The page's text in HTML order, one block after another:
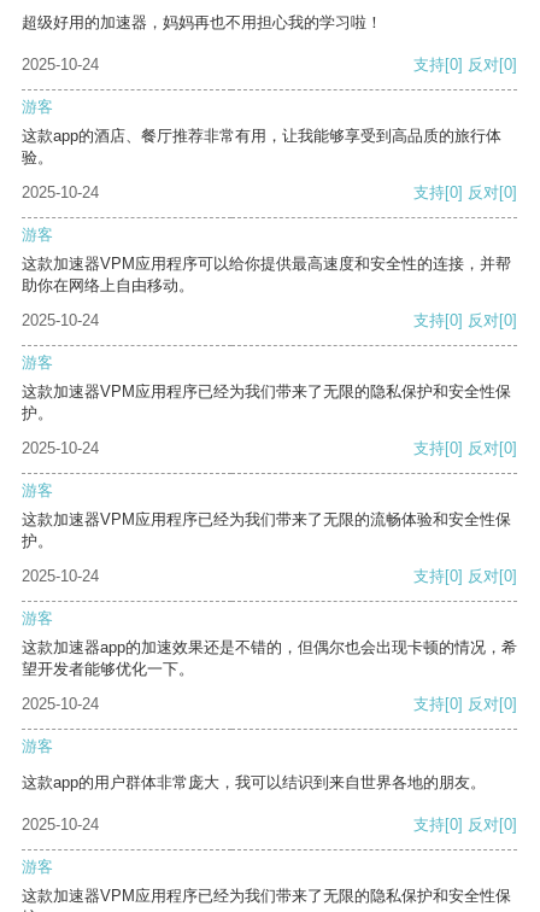
超级好用的加速器，妈妈再也不用担心我的学习啦！
2025-10-24 支持[0] 反对[0]
游客
这款app的酒店、餐厅推荐非常有用，让我能够享受到高品质的旅行体
验。
2025-10-24
支持[0] 反对[0]
游客
这款加速器VPM应用程序可以给你提供最高速度和安全性的连接，并帮
助你在网络上自由移动。
2025-10-24
支持[0] 反对[0]
游客
这款加速器VPM应用程序已经为我们带来了无限的隐私保护和安全性保
护。
2025-10-24
支持[0] 反对[0]
游客
这款加速器VPM应用程序已经为我们带来了无限的流畅体验和安全性保
护。
2025-10-24
支持[0] 反对[0]
游客
这款加速器app的加速效果还是不错的，但偶尔也会出现卡顿的情况，希
望开发者能够优化一下。
2025-10-24
支持[0] 反对[0]
游客
这款app的用户群体非常庞大，我可以结识到来自世界各地的朋友。
2025-10-24 支持[0] 反对[0]
游客
这款加速器VPM应用程序已经为我们带来了无限的隐私保护和安全性保